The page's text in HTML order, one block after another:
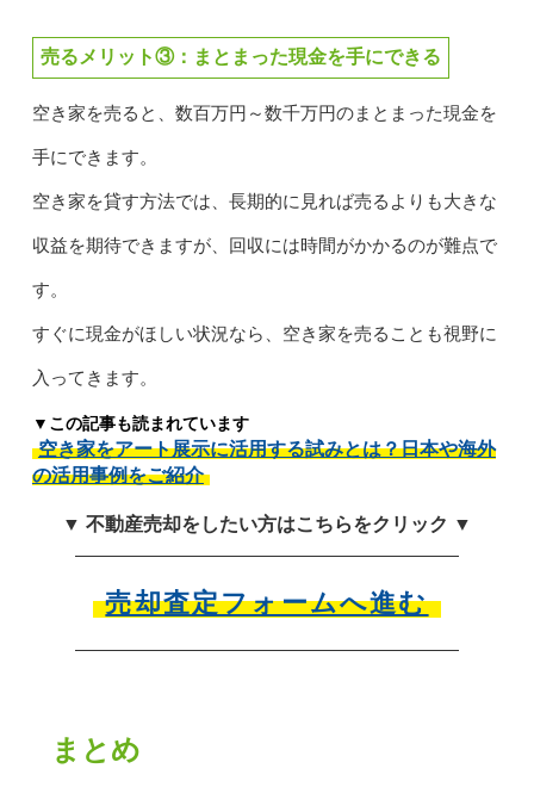
売るメリット③：まとまった現金を手にできる
空き家を売ると、数百万円～数千万円のまとまった現金を
手にできます。
空き家を貸す方法では、長期的に見れば売るよりも大きな
収益を期待できますが、回収には時間がかかるのが難点で
す。
すぐに現金がほしい状況なら、空き家を売ることも視野に
入ってきます。
▼この記事も読まれています
空き家をアート展示に活用する試みとは？日本や海外
の活用事例をご紹介
▼ 不動産売却をしたい方はこちらをクリック ▼
売却査定フォームへ進む
まとめ